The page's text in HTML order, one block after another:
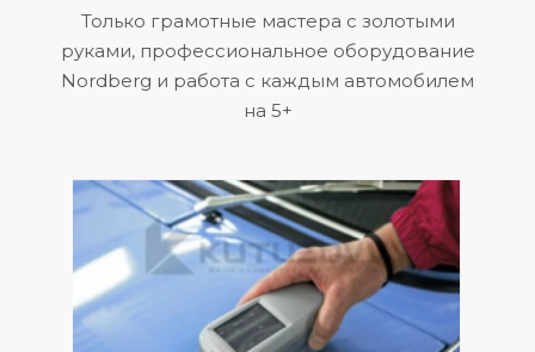
Только грамотные мастера с золотыми
руками, профессиональное оборудование
Nordberg и работа с каждым автомобилем
на 5+